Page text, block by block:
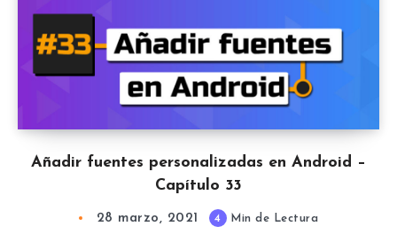
Añadir fuentes personalizadas en Android –
Capítulo 33
28 marzo, 2021 4 Min de Lectura